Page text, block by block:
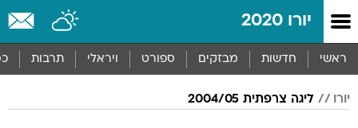
יורו 2020
ראשי חדשות מבזקים ספורט ויראלי תרבות
יורו ליגה צרפתית 2004/05